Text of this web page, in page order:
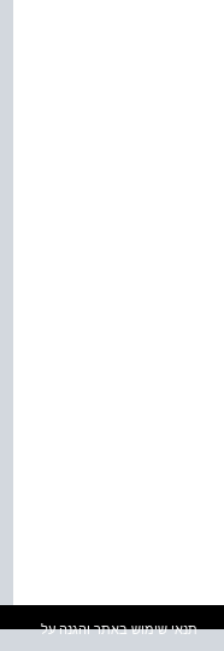
תנאי שימוש באתר והגנה על